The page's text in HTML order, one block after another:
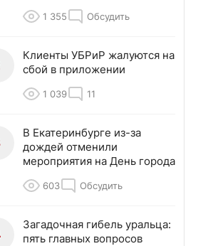
1 355 Обсудить
Клиенты УБРиР жалуются на
сбой в приложении
1 039 11
В Екатеринбурге из-за
дождей отменили
мероприятия на День города
603 Обсудить
Загадочная гибель уральца:
пять главных вопросов